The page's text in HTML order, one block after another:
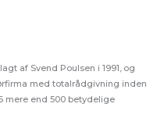
af Svend Poulsen i 1991, og
med totalrådgivning inden
mere end 500 betydelige